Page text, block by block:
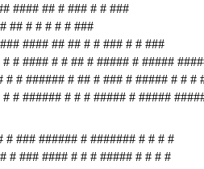
#### ## # ### # # ###
## # # # # # ###
#### ## ## # # ### # # ###
# #### # # ## # ##### # #####
# # ###### # ## # ### # ##### # # #
# ###### # # # ##### # #####
# ### ###### # ####### # # # #
# ### #### # # # ##### # # # #